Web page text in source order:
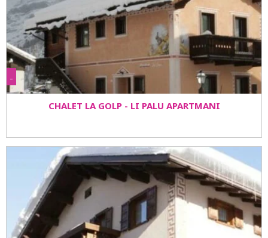
-
CHALET LA GOLP - LI PALU APARTMANI